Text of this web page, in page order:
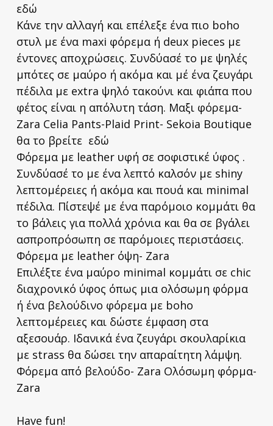
εδώ
Κάνε την αλλαγή και επέλεξε ένα πιο boho
στυλ με ένα maxi φόρεμα ή deux pieces με
έντονες αποχρώσεις. Συνδύασέ το με ψηλές
μπότες σε μαύρο ή ακόμα και μέ ένα ζευγάρι
πέδιλα με extra ψηλό τακούνι και φιάπα που
φέτος είναι η απόλυτη τάση. Μαξι φόρεμα-
Zara Celia Pants-Plaid Print- Sekoia Boutique
θα το βρείτε εδώ
Φόρεμα με leather υφή σε σοφιστικέ ύφος .
Συνδύασέ το με ένα λεπτό καλσόν με shiny
λεπτομέρειες ή ακόμα και πουά και minimal
πέδιλα. Πίστεψέ με ένα παρόμοιο κομμάτι θα
το βάλεις για πολλά χρόνια και θα σε βγάλει
ασπροπρόσωπη σε παρόμοιες περιστάσεις.
Φόρεμα με leather όψη- Zara
Επιλέξτε ένα μαύρο minimal κομμάτι σε chic
διαχρονικό ύφος όπως μια ολόσωμη φόρμα
ή ένα βελούδινο φόρεμα με boho
λεπτομέρειες και δώστε έμφαση στα
αξεσουάρ. Ιδανικά ένα ζευγάρι σκουλαρίκια
με strass θα δώσει την απαραίτητη λάμψη.
Φόρεμα από βελούδο- Zara Ολόσωμη φόρμα-
Zara
Have fun!